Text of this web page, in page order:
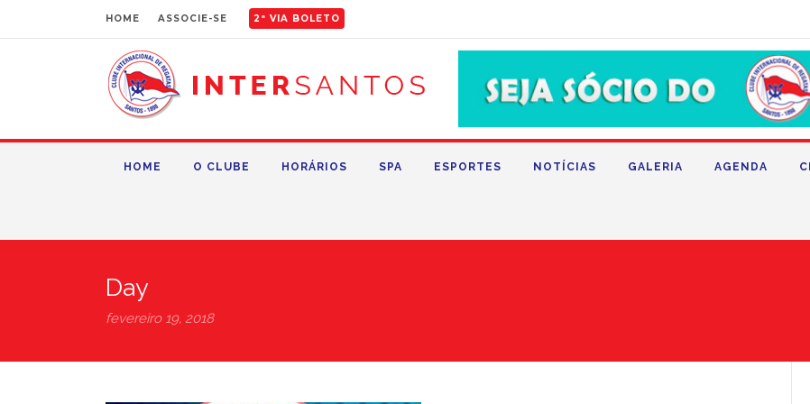
HOME ASSOCIE-SE 2ª VIA BOLETO
HOME O CLUBE HORÁRIOS SPA ESPORTES NOTÍCIAS GALERIA AGENDA
Day
fevereiro 19, 2018